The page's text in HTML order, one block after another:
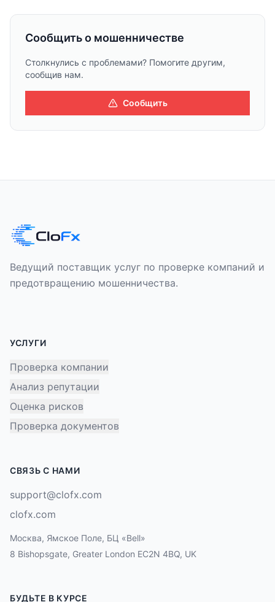
Сообщить о мошенничестве
Столкнулись с проблемами? Помогите другим,
сообщив нам.
Сообщить
Ведущий поставщик услуг по проверке компаний и
предотвращению мошенничества.
УСЛУГИ
Проверка компании
Анализ репутации
Оценка рисков
Проверка документов
СВЯЗЬ С НАМИ
support@clofx.com
clofx.com
Москва, Ямское Поле, БЦ «Bell»
8 Bishopsgate, Greater London EC2N 4BQ, UK
БУДЬТЕ В КУРСЕ